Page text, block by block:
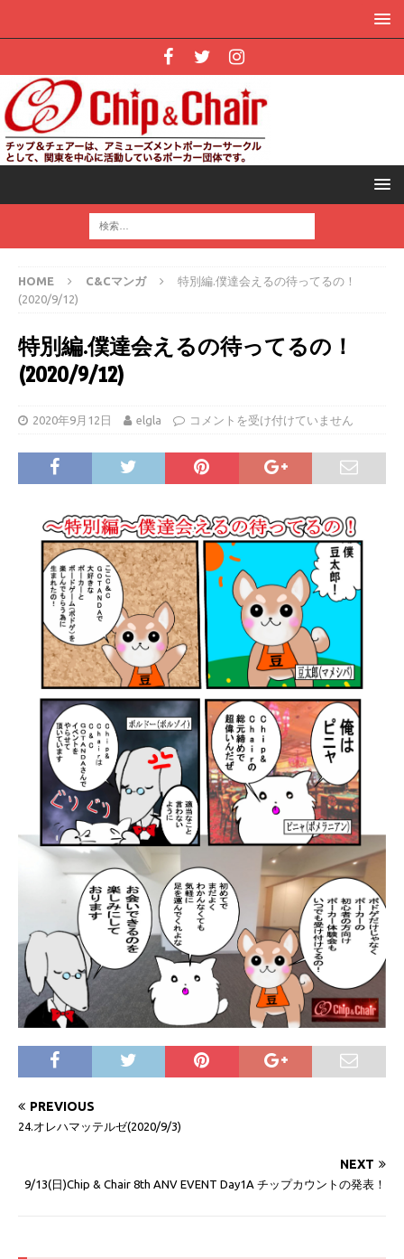
HOME C&Cマンガ
特別編.僕達会えるの待ってるの！
(2020/9/12)
特別編.僕達会えるの待ってるの！
(2020/9/12)
2020年9月12日 elgla コメントを受け付けていません
PREVIOUS
24.オレハマッテルゼ(2020/9/3)
NEXT
9/13(日)Chip & Chair 8th ANV EVENT Day1A チップカウントの発表！